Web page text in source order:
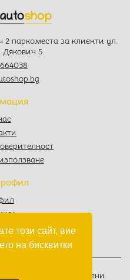
този сайт, вие
на бисквитки
паркоместа за клиенти ул.
Дякович 5
. Всички права запазени.